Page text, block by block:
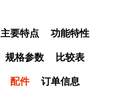
主要特点
功能特性
规格参数
比较表
配件 订单信息